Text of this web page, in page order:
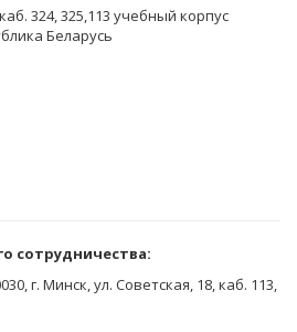
324, 325,113 учебный корпус
Беларусь
сотрудничества:
г. Минск, ул. Советская, 18, каб. 113,